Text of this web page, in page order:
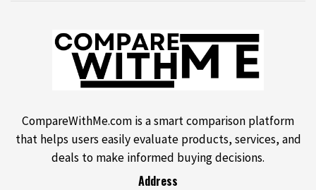
CompareWithMe.com is a smart comparison platform
that helps users easily evaluate products, services, and
deals to make informed buying decisions.
Address